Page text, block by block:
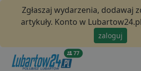
Zgłaszaj wydarzenia, dodawaj
artykuły. Konto w
zaloguj
77